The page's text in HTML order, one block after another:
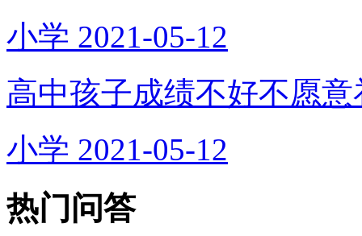
小学 2021-05-12
高中孩子成绩不好不愿
小学 2021-05-12
热门问答